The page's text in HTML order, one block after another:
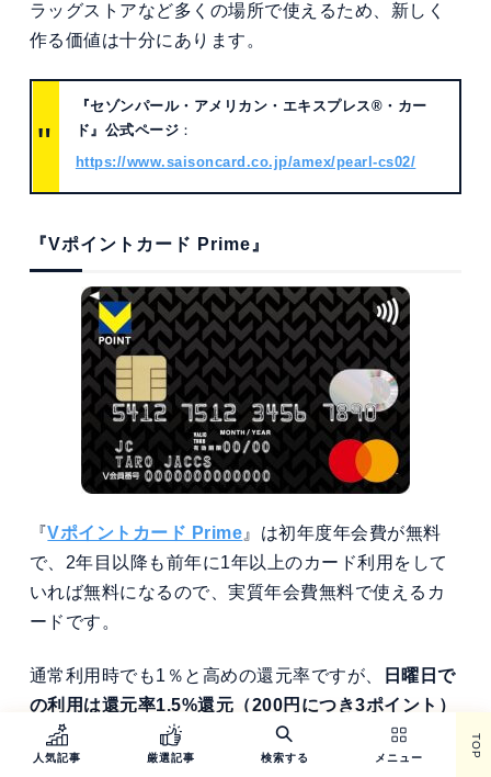
ラッグストアなど多くの場所で使えるため、新しく
作る価値は十分にあります。
『セゾンパール・アメリカン・エキスプレス®・カー
ド』公式ページ ：
https://www.saisoncard.co.jp/amex/pearl-cs02/
『Vポイントカード Prime』
『Vポイントカード Prime 』は初年度年会費が無料
で、2年目以降も前年に1年以上のカード利用をして
いれば無料になるので、実質年会費無料で使えるカ
ードです。
通常利用時でも1％と高めの還元率ですが、
日曜日で
の利用は還元率1.5%還元（200円につき3ポイント）
と高還元率
カードにできます。
人気記事 厳選記事 検索する メニュー TOP